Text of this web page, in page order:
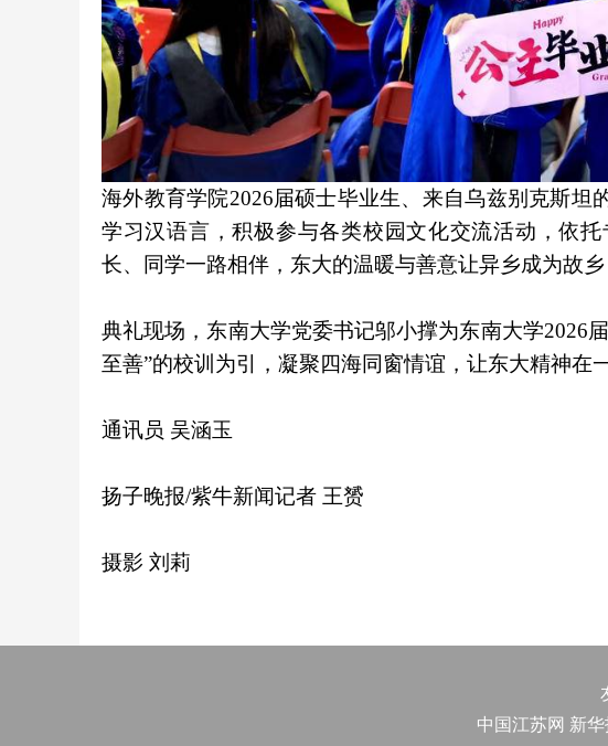
海外教育学院2026届硕士毕业生、来自乌兹别克斯
学习汉语言，积极参与各类校园文化交流活动，依
长、同学一路相伴，东大的温暖与善意让异乡成为故
典礼现场，东南大学党委书记邬小撑为东南大学2026
至善”的校训为引，凝聚四海同窗情谊，让东大精神在
通讯员 吴涵玉
扬子晚报/紫牛新闻记者 王赟
摄影 刘莉
中国江苏网 新华